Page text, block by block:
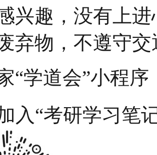
兴趣，没有上
弃物，不遵守
“学道会”小程序
入“考研学习笔